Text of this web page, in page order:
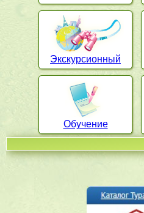
Экскурсионный
Обучение